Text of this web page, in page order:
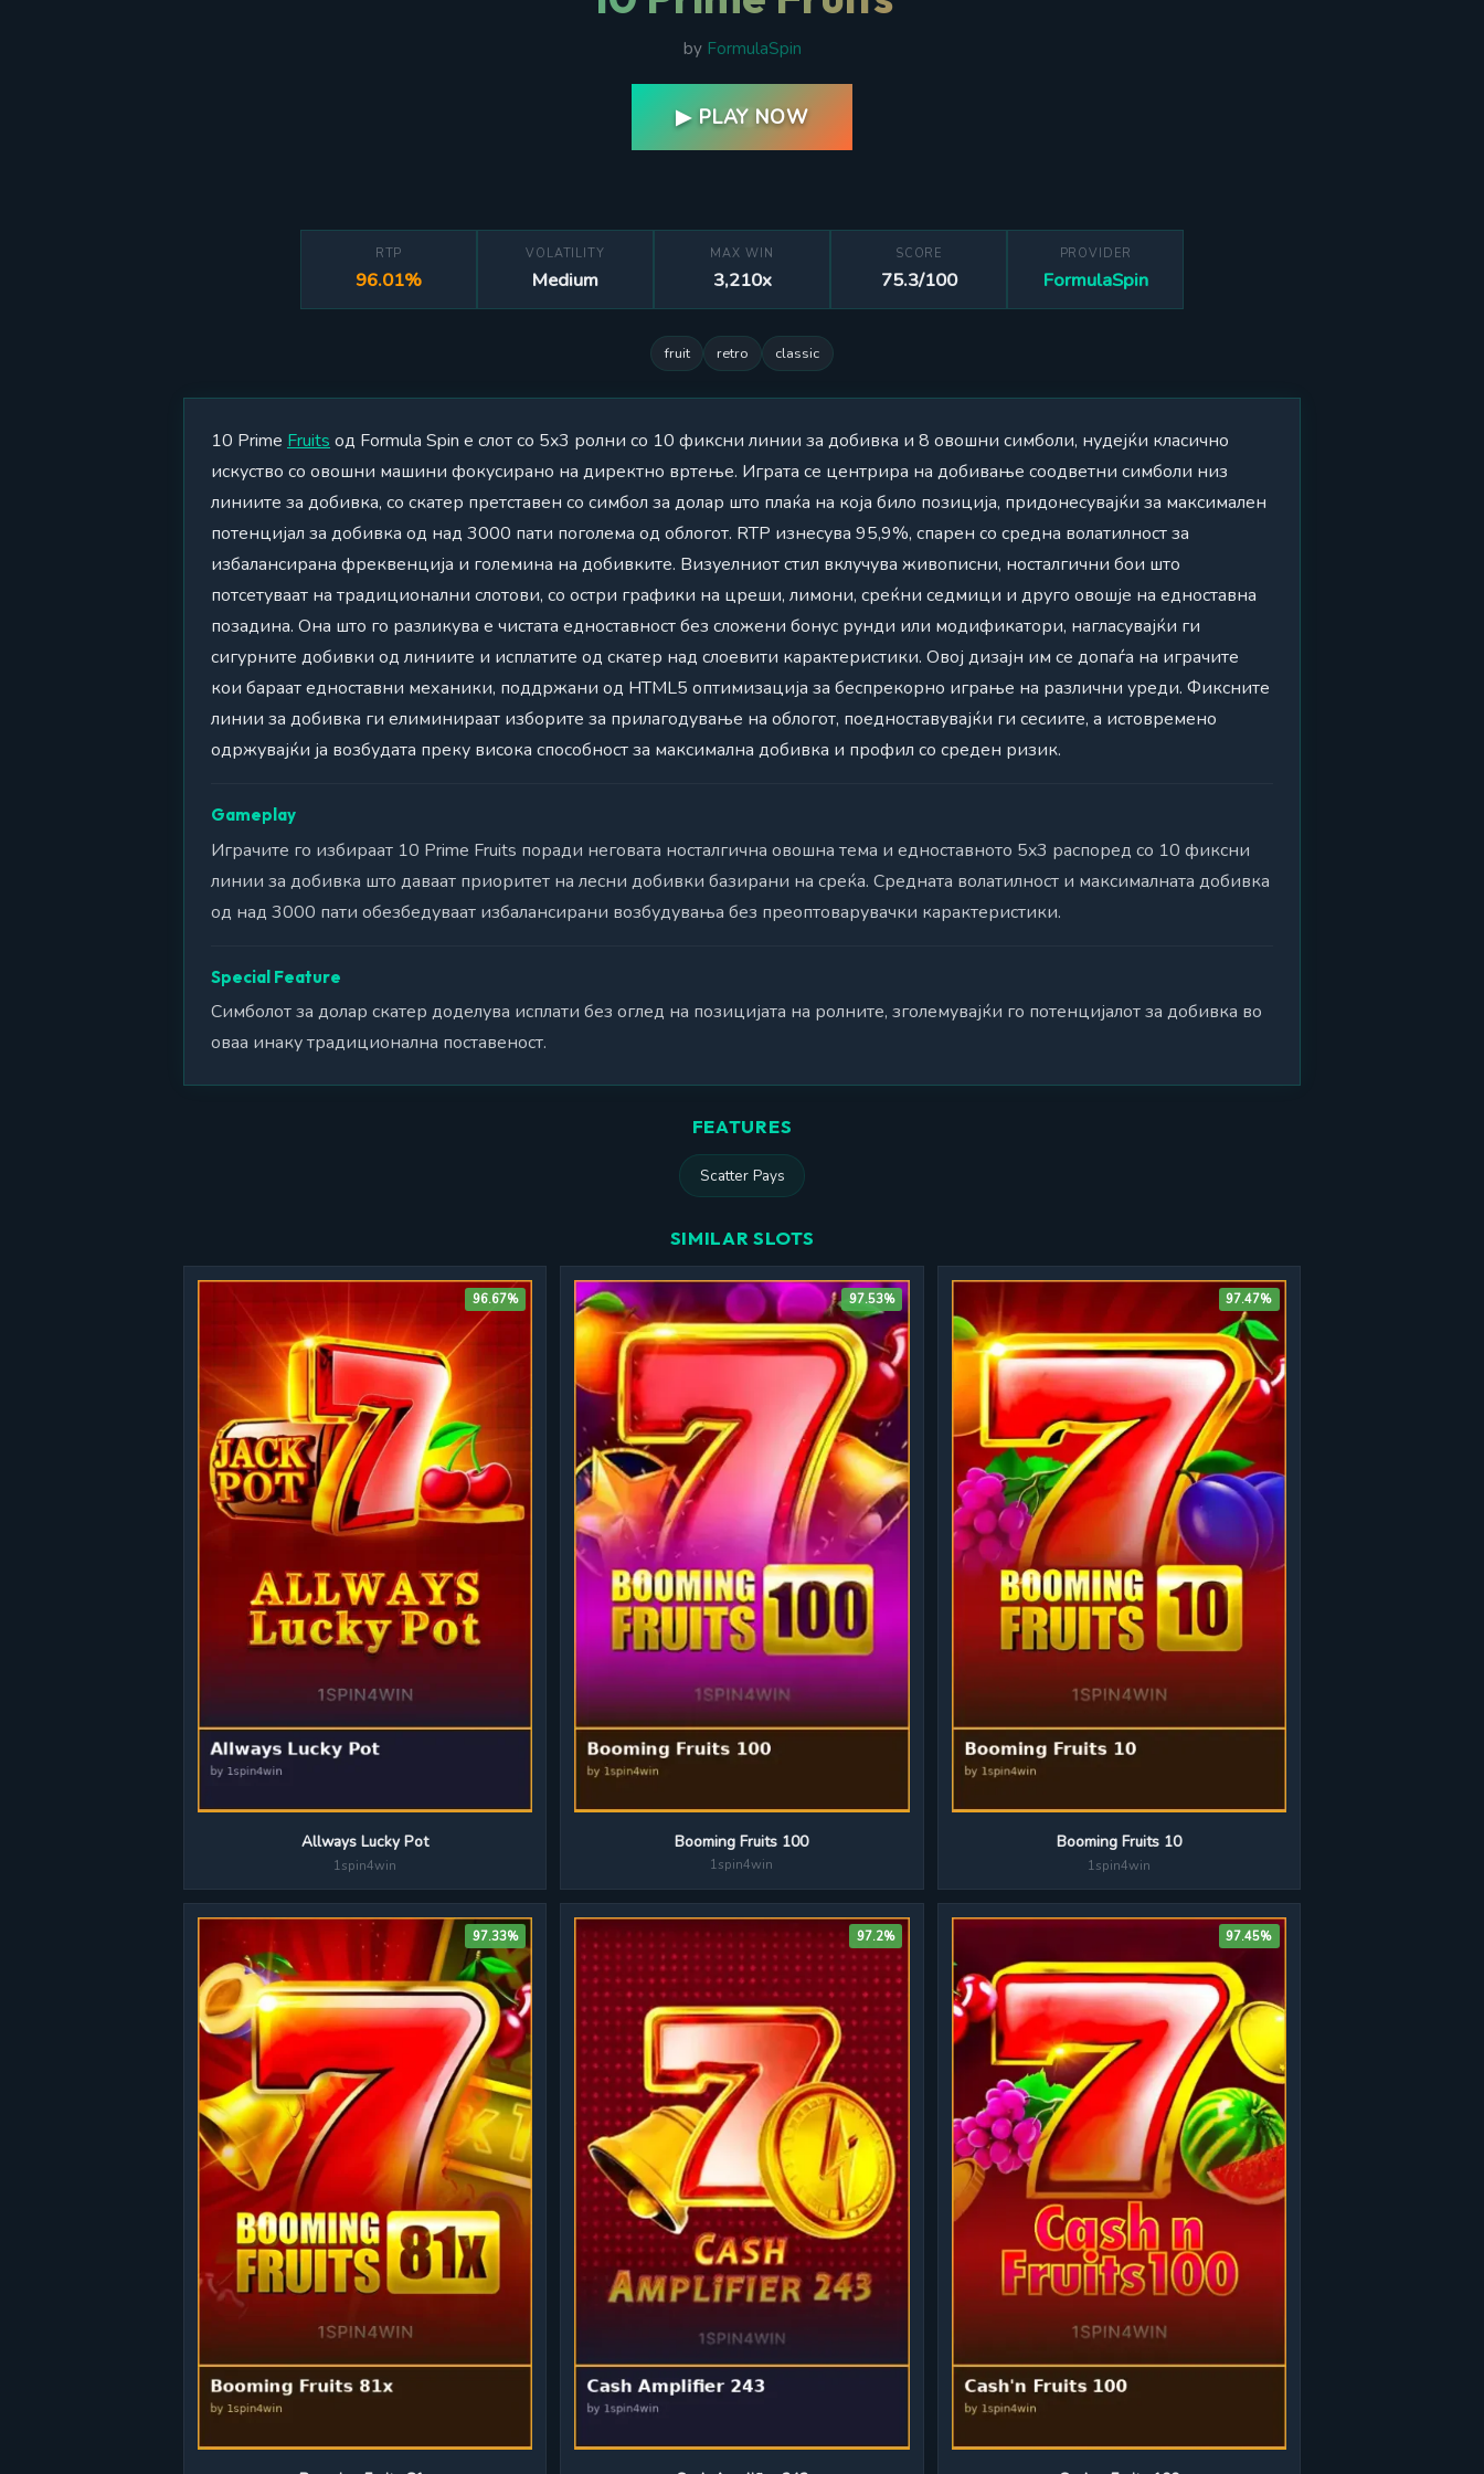
by FormulaSpin
▶ PLAY NOW
RTP
96.01%
VOLATILITY
Medium
MAX WIN
3,210x
SCORE
75.3/100
PROVIDER
FormulaSpin
fruit retro classic
10 Prime Fruits од Formula Spin е слот со 5x3 ролни со 10 фиксни линии за добивка и 8 овошни симболи, нудејќи класично
искуство со овошни машини фокусирано на директно вртење. Играта се центрира на добивање соодветни симболи низ
линиите за добивка, со скатер претставен со симбол за долар што плаќа на која било позиција, придонесувајќи за максимален
потенцијал за добивка од над 3000 пати поголема од облогот. RTP изнесува 95,9%, спарен со средна волатилност за
избалансирана фреквенција и големина на добивките. Визуелниот стил вклучува живописни, носталгични бои што
потсетуваат на традиционални слотови, со остри графики на цреши, лимони, среќни седмици и друго овошје на едноставна
позадина. Она што го разликува е чистата едноставност без сложени бонус рунди или модификатори, нагласувајќи ги
сигурните добивки од линиите и исплатите од скатер над слоевити карактеристики. Овој дизајн им се допаѓа на играчите
кои бараат едноставни механики, поддржани од HTML5 оптимизација за беспрекорно играње на различни уреди. Фиксните
линии за добивка ги елиминираат изборите за прилагодување на облогот, поедноставувајќи ги сесиите, а истовремено
одржувајќи ја возбудата преку висока способност за максимална добивка и профил со среден ризик.
Gameplay
Играчите го избираат 10 Prime Fruits поради неговата носталгична овошна тема и едноставното 5x3 распоред со 10 фиксни
линии за добивка што даваат приоритет на лесни добивки базирани на среќа. Средната волатилност и максималната добивка
од над 3000 пати обезбедуваат избалансирани возбудувања без преоптоварувачки карактеристики.
Special Feature
Симболот за долар скатер доделува исплати без оглед на позицијата на ролните, зголемувајќи го потенцијалот за добивка во
оваа инаку традиционална поставеност.
FEATURES
Scatter Pays
SIMILAR SLOTS
96.67%
Allways Lucky Pot
1spin4win
97.53%
Booming Fruits 100
1spin4win
97.47%
Booming Fruits 10
1spin4win
97.33% 97.2% 97.45%